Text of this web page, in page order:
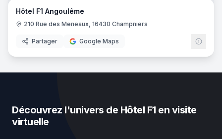
Hôtel F1 Angoulême
210 Rue des Meneaux, 16430 Champniers
Partager Google Maps
Découvrez l'univers de Hôtel F1 en visite
virtuelle